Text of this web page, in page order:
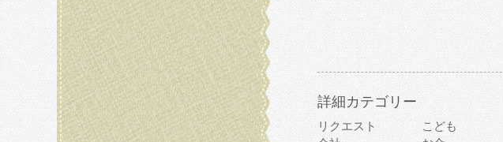
詳細カテゴリー
リクエスト こども